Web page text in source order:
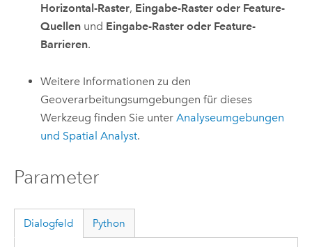
Horizontal-Raster, Eingabe-Raster oder Feature-
Quellen und Eingabe-Raster oder Feature-
Barrieren.
Weitere Informationen zu den
Geoverarbeitungsumgebungen für dieses
Werkzeug finden Sie unterAnalyseumgebungen
und Spatial Analyst.
Parameter
Dialogfeld Python